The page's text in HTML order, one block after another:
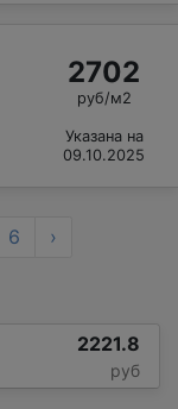
2702
руб/м2
Указана на
09.10.2025
6 ›
2221.8
руб